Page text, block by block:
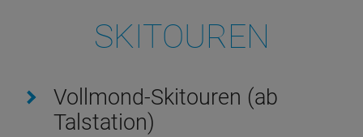
SKITOUREN
Vollmond-Skitouren (ab
Talstation)